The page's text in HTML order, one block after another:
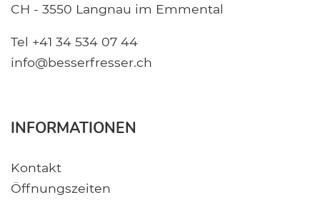
CH - 3550 Langnau im Emmental
Tel +41 34 534 07 44
info@besserfresser.ch
INFORMATIONEN
Kontakt
Öffnungszeiten